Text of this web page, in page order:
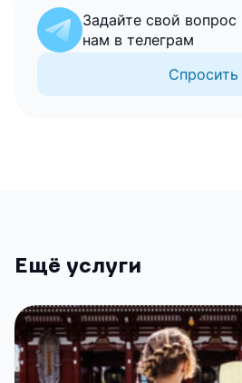
Задайте свой вопрос
нам в телеграм
Спросить
Ещё услуги